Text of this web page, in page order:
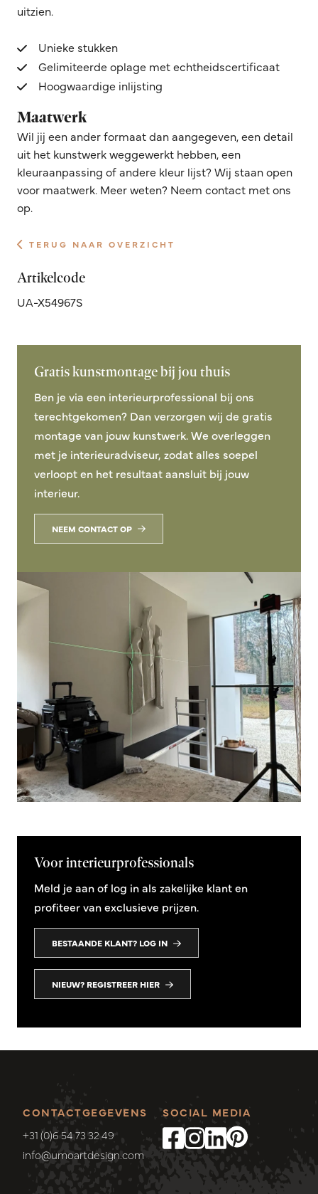
uitzien.
Unieke stukken
Gelimiteerde oplage met echtheidscertificaat
Hoogwaardige inlijsting
Maatwerk
Wil jij een ander formaat dan aangegeven, een detail
uit het kunstwerk weggewerkt hebben, een
kleuraanpassing of andere kleur lijst? Wij staan open
voor maatwerk. Meer weten? Neem contact met ons
op.
TERUG NAAR OVERZICHT
Artikelcode
UA-X54967S
Gratis kunstmontage bij jou thuis
Ben je via een interieurprofessional bij ons
terechtgekomen? Dan verzorgen wij de gratis
montage van jouw kunstwerk. We overleggen
met je interieuradviseur, zodat alles soepel
verloopt en het resultaat aansluit bij jouw
interieur.
NEEM CONTACT OP
Voor interieurprofessionals
Meld je aan of log in als zakelijke klant en
profiteer van exclusieve prijzen.
BESTAANDE KLANT? LOG IN
NIEUW? REGISTREER HIER
CONTACTGEGEVENS
+31 (0)6 54 73 32 49
info@umoartdesign.com
SOCIAL MEDIA